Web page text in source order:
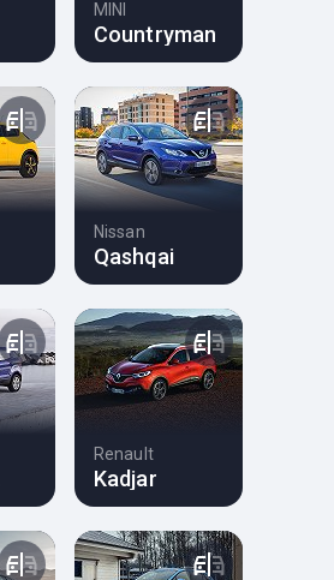
MINI
Countryman
Nissan
Qashqai
Renault
Kadjar